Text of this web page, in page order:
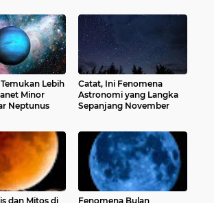
Lebih
Minor
Neptunus
Catat, Ini Fenomena
Astronomi yang Langka
Sepanjang November
dan Mitos di Fenomena Bulan